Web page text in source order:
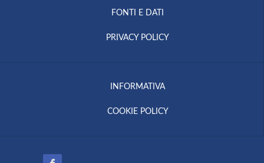
FONTI E DATI
PRIVACY POLICY
INFORMATIVA
COOKIE POLICY